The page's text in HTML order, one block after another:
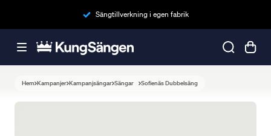
Sängtillverkning i egen fabrik
Hem Kampanjer Kampanjsängar Sängar Sofienäs Dubbelsäng